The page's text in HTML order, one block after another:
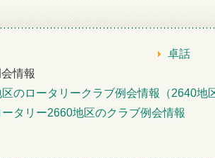
卓話
情報
区のロータリークラブ例会情報（2640地
ータリー2660地区のクラブ例会情報